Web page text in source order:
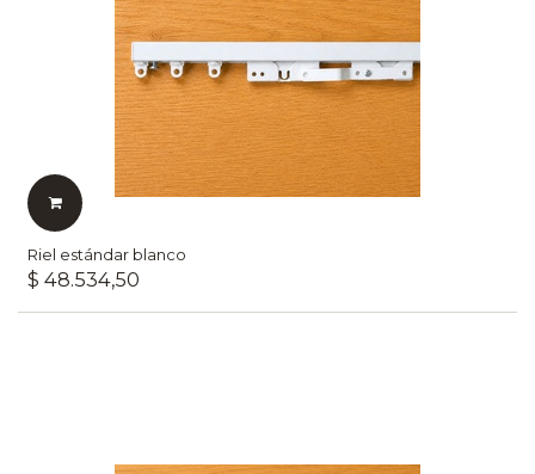
Riel estándar blanco
$ 48.534,50